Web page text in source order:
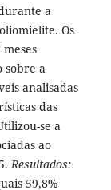
a
Os
sobre a
analisadas
das
se a
ao
Resultados:
59,8%